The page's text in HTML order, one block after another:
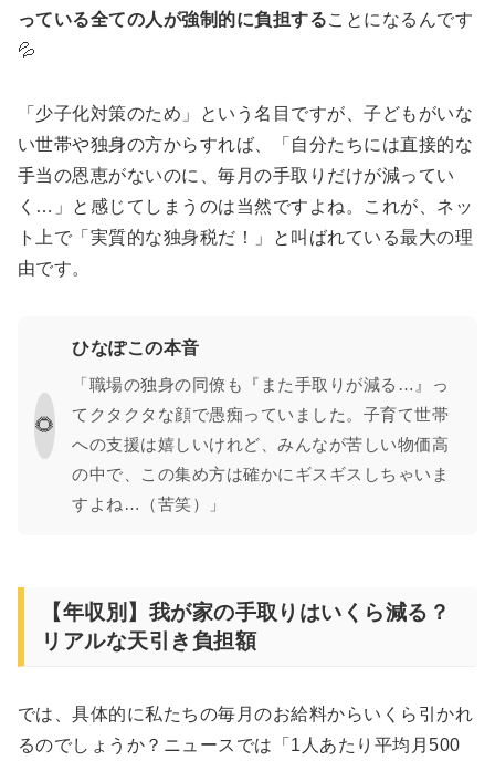
っている全ての人が強制的に負担することになるんです
💦
「少子化対策のため」という名目ですが、子どもがいな
い世帯や独身の方からすれば、「自分たちには直接的な
手当の恩恵がないのに、毎月の手取りだけが減ってい
く…」と感じてしまうのは当然ですよね。これが、ネッ
ト上で「実質的な独身税だ！」と叫ばれている最大の理
由です。
🌻
ひなぽこの本音
「職場の独身の同僚も『また手取りが減る…』っ
てクタクタな顔で愚痴っていました。子育て世帯
への支援は嬉しいけれど、みんなが苦しい物価高
の中で、この集め方は確かにギスギスしちゃいま
すよね…（苦笑）」
【年収別】我が家の手取りはいくら減る？
リアルな天引き負担額
では、具体的に私たちの毎月のお給料からいくら引かれ
るのでしょうか？ニュースでは「1人あたり平均月500